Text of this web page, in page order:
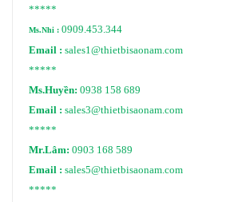
*****
Ms.Nhi : 0909.453.344
Email : sales1@thietbisaonam.com
*****
Ms.Huyền: 0938 158 689
Email : sales3@thietbisaonam.com
*****
Mr.Lâm: 0903 168 589
Email : sales5@thietbisaonam.com
*****